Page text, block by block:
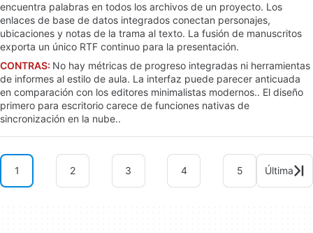
encuentra palabras en todos los archivos de un proyecto. Los
enlaces de base de datos integrados conectan personajes,
ubicaciones y notas de la trama al texto. La fusión de manuscritos
exporta un único RTF continuo para la presentación.
CONTRAS: No hay métricas de progreso integradas ni herramientas
de informes al estilo de aula. La interfaz puede parecer anticuada
en comparación con los editores minimalistas modernos.. El diseño
primero para escritorio carece de funciones nativas de
sincronización en la nube..
1 2 3 4 5 Última